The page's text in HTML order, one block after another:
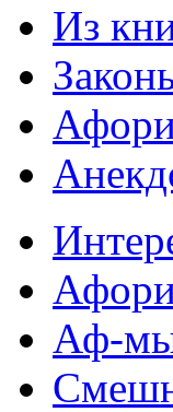
Из
Аф-